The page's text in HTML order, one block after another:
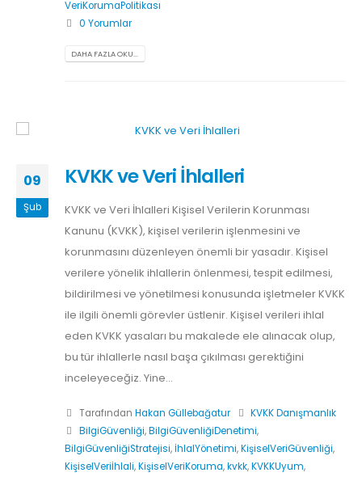
VeriKorumaPolitikası
0 Yorumlar
DAHA FAZLA OKU...
09
Şub
KVKK ve Veri İhlalleri
KVKK ve Veri İhlalleri Kişisel Verilerin Korunması
Kanunu (KVKK), kişisel verilerin işlenmesini ve
korunmasını düzenleyen önemli bir yasadır. Kişisel
verilere yönelik ihlallerin önlenmesi, tespit edilmesi,
bildirilmesi ve yönetilmesi konusunda işletmeler KVKK
ile ilgili önemli görevler üstlenir. Kişisel verileri ihlal
eden KVKK yasaları bu makalede ele alınacak olup,
bu tür ihlallerle nasıl başa çıkılması gerektiğini
inceleyeceğiz. Yine...
Tarafından Hakan Güllebağatur
KVKK Danışmanlık
BilgiGüvenliği,BilgiGüvenliğiDenetimi,
BilgiGüvenliğiStratejisi, İhlalYönetimi,KişiselVeriGüvenliği,
KişiselVeriİhlali,KişiselVeriKoruma,kvkk,KVKKUyum,